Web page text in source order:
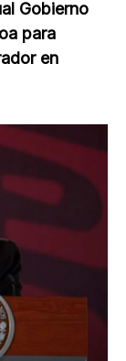
Gobierno
para
en